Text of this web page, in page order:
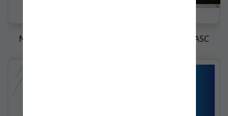
Nombramiento Directora de Operaciones BASC